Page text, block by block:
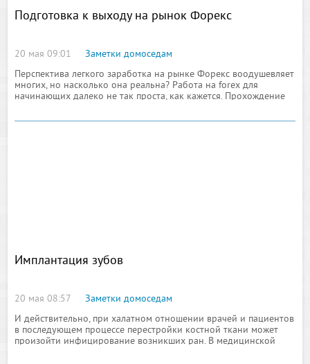
Подготовка к выходу на рынок Форекс
20 мая 09:01
Заметки домоседам
Перспектива легкого заработка на рынке Форекс воодушевляет
многих, но насколько она реальна? Работа на forex для
начинающих далеко не так проста, как кажется. Прохождение
Имплантация зубов
20 мая 08:57
Заметки домоседам
И действительно, при халатном отношении врачей и пациентов
в последующем процессе перестройки костной ткани может
произойти инфицирование возникших ран. В медицинской